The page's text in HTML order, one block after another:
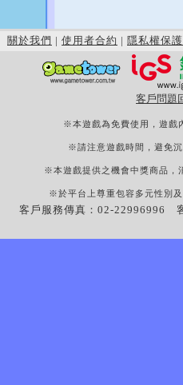
關於我們 | 使用者合約 | 隱私權保護
客戶問題
※本遊戲為免費使用，遊戲
※請注意遊戲時間，避免
※本遊戲提供之機會中獎商品，
※於平台上尊重包容多元性別
客戶服務傳真：02-22996996